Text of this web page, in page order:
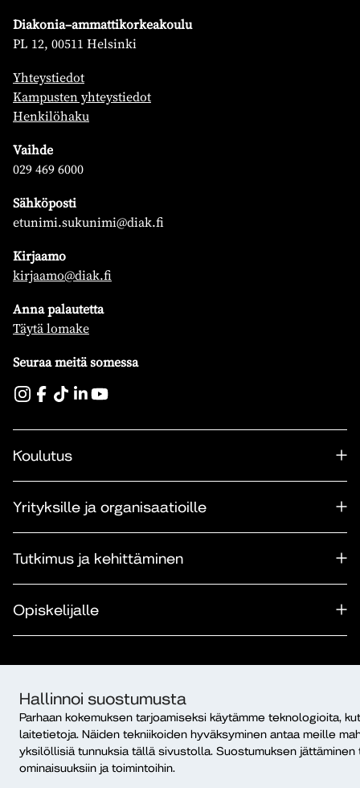
Hallinnoi suostumusta
Parhaan kokemuksen tarjoamiseksi käytämme teknologioita,
laitetietoja. Näiden tekniikoiden hyväksyminen antaa meille
yksilöllisiä tunnuksia tällä sivustolla. Suostumuksen
ominaisuuksiin ja toimintoihin.
Diakonia–ammattikorkeakoulu
PL 12, 00511 Helsinki
Yhteystiedot
Kampusten yhteystiedot
Henkilöhaku
Vaihde
029 469 6000
Sähköposti
etunimi.sukunimi@diak.fi
Kirjaamo
kirjaamo@diak.fi
Anna palautetta
Täytä lomake
Seuraa meitä somessa
Koulutus
Yrityksille ja organisaatioille
Tutkimus ja kehittäminen
Opiskelijalle
© Diakonia–ammattikorkeakoulu 2026.
Evästeasetukset |Tietosuoja|
Saavutettavuusseloste|Ilmoituskanava
Takaisin ylös